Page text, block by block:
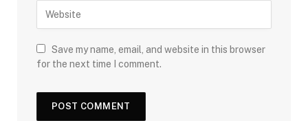
Save my name, email, and website in this browser
for the next time I comment.